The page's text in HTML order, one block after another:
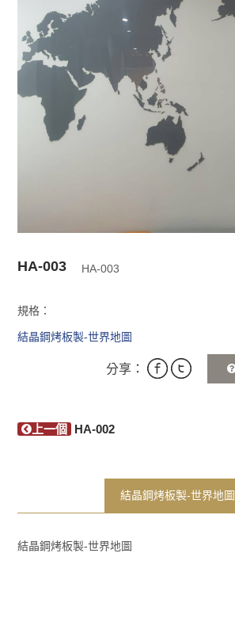
HA-003 HA-003
規格：
結晶鋼烤板製-世界地圖
分享：
上一個 HA-002
結晶鋼烤板製-世界地圖
結晶鋼烤板製-世界地圖